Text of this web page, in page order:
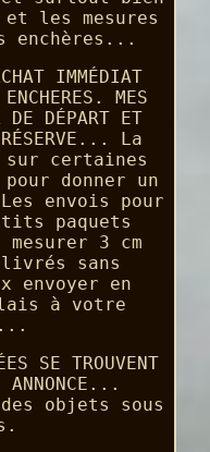
les mesures
enchères...
IMMÉDIAT
MES
DE DÉPART ET
La
certaines
donner un
envois pour
paquets
3 cm
livrés sans
envoyer en
à votre
SE TROUVENT
ANNONCE...
objets sous